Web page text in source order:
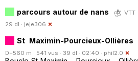
parcours autour de nans
VTT
29 dl · jeje306
St Maximin-Pourcieux-Ollières
D+560 m · 541 vus · 39 dl · 02:40 · phil2.0